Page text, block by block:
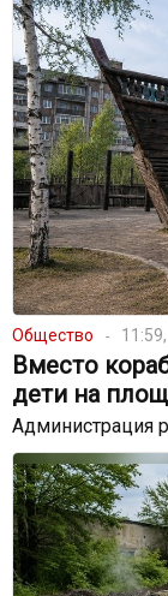
Общество
Вместо
дети на
Администрация